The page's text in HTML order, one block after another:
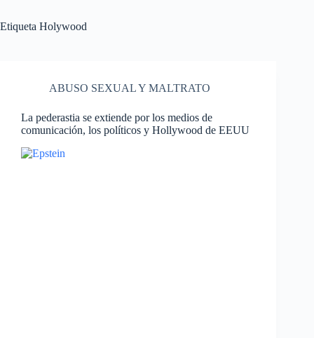
Etiqueta Holywood
ABUSO SEXUAL Y MALTRATO
La pederastia se extiende por los medios de
comunicación, los políticos y Hollywood de EEUU